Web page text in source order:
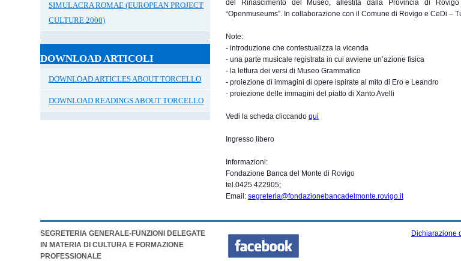
SIMULACRA ROMAE (EUROPEAN PROJECT
CULTURE 2000)
DOWNLOAD ARTICOLI
DOWNLOAD ARTICLES ABOUT TORCELLO
DOWNLOAD READINGS ABOUT TORCELLO
del Rinascimento del Museo, allestita dalla Provincia di
“Openmuseums”. In collaborazione con il Comune di Rovigo e CeDi –
Note:
- introduzione che contestualizza la vicenda
- una parte musicale registrata in cui avviene un’azione fisica
- la lettura dei versi di Museo Grammatico
- proiezione di immagini di opere ispirate al mito di Ero e Leandro
- proiezione delle immagini del piatto di Xanto Avelli
Vedi la scheda cliccandoqui
Ingresso libero
Informazioni:
Fondazione Banca del Monte di Rovigo
tel.0425 422905;
Email:segreteria@fondazionebancadelmonte.rovigo.it
SEGRETERIA GENERALE-FUNZIONI DELEGATE
IN MATERIA DI CULTURA E FORMAZIONE
PROFESSIONALE
Dichiarazione